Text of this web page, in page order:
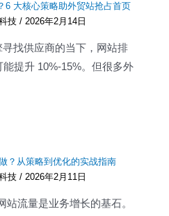
6 大核心策略助外贸站抢占首页
技/2026年2月14日
找供应商的当下，网站排
提升 10%-15%。但很多外
？从策略到优化的实战指南
技/2026年2月11日
站流量是业务增长的基石。